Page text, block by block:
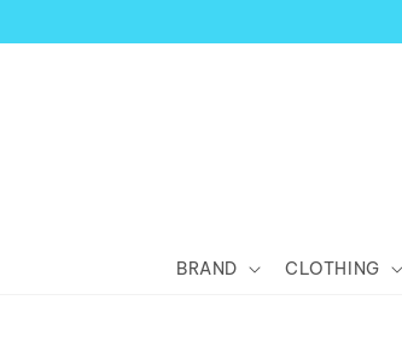
BRAND CLOTHING